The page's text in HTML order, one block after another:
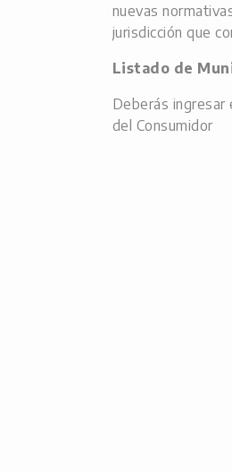
nuevas
jurisdicción que
Listado de
Deberás ingresar
del Consumidor